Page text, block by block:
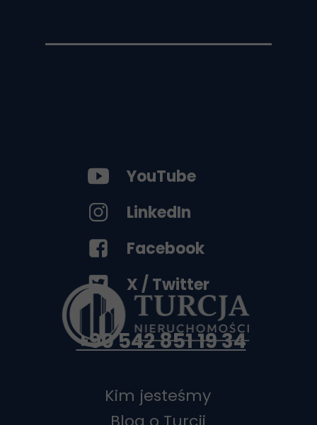
YouTube
LinkedIn
Facebook
X / Twitter
+90 542 851 19 34
Kim jesteśmy